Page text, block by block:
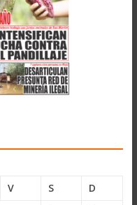
V S
D